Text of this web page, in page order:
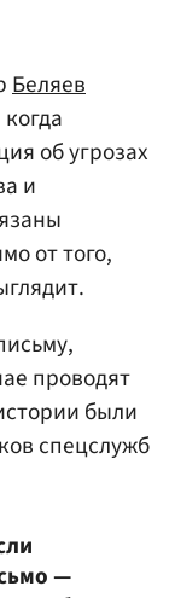
Беляев
об угрозах
и
от того,
проводят
были
спецслужб
—